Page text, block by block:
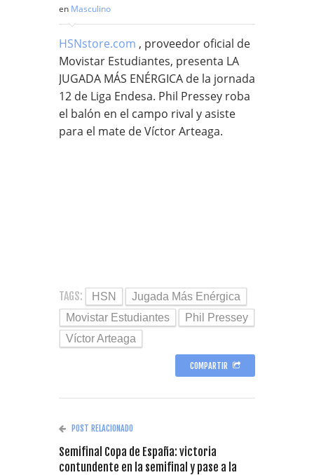
en Masculino
HSNstore.com , proveedor oficial de
Movistar Estudiantes, presenta LA
JUGADA MÁS ENÉRGICA de la jornada
12 de Liga Endesa. Phil Pressey roba
el balón en el campo rival y asiste
para el mate de Víctor Arteaga.
TAGS: HSN
Jugada Más Enérgica
Movistar Estudiantes
Phil Pressey
Víctor Arteaga
COMPARTIR
POST RELACIONADO
Semifinal Copa de España: victoria
contundente en la semifinal y pase a la